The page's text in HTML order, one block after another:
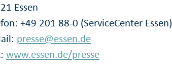
Essen
+49 201 88-0 (ServiceCenter Essen)
presse@essen.de
www.essen.de/presse